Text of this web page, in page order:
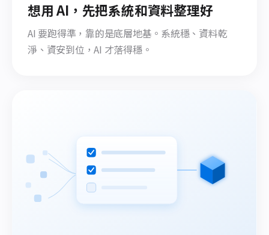
想用 AI，先把系統和資料整理好
AI 要跑得準，靠的是底層地基。系統穩、資料乾
淨、資安到位，AI 才落得穩。